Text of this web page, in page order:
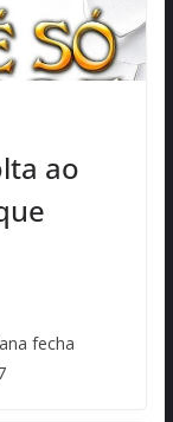
ao
fecha